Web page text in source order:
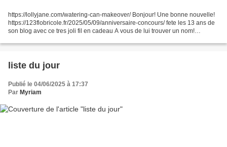
https://lollyjane.com/watering-can-makeover/ Bonjour! Une bonne nouvelle!
https://123flobricole.fr/2025/05/09/anniversaire-concours/ fete les 13 ans de
son blog avec ce tres joli fil en cadeau A vous de lui trouver un nom!
https://www.amandinecooking.com/houmous-carottes-cumin.html...
liste du jour
Publié le 04/06/2025 à 17:37
Par Myriam